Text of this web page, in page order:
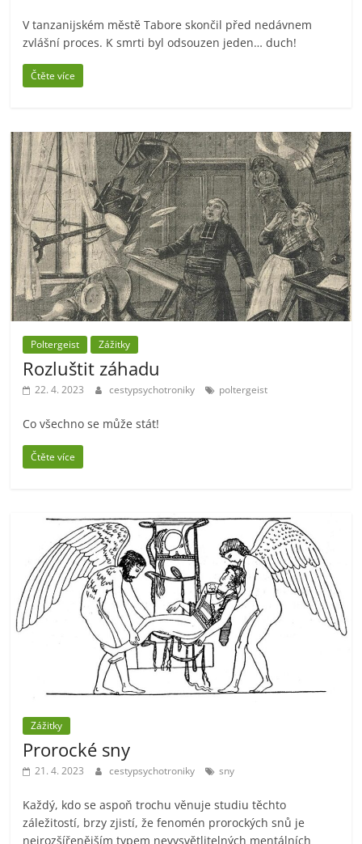
V tanzanijském městě Tabore skončil před nedávnem
zvlášní proces. K smrti byl odsouzen jeden… duch!
Čtěte více
Poltergeist Zážitky
Rozluštit záhadu
22. 4. 2023 cestypsychotroniky poltergeist
Co všechno se může stát!
Čtěte více
Zážitky
Prorocké sny
21. 4. 2023 cestypsychotroniky sny
Každý, kdo se aspoň trochu věnuje studiu těchto
záležitostí, brzy zjistí, že fenomén prorockých snů je
nejrozšířenějším typem nevysvětlitelných mentálních